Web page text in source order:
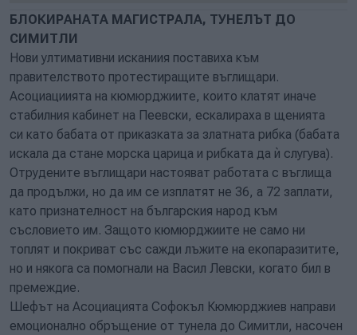
БЛОКИРАНАТА МАГИСТРАЛА, ТУНЕЛЪТ ДО
СИМИТЛИ
Нови ултимативни исканиия поставиха към
правителството протестиращите въглищари.
Асоциациията на кюмюрджиите, които клатят иначе
стабилния кабинет на Пеевски, ескалираха в щенията
си като бабата от приказката за златната рибка (бабата
искала да стане морска царица и рибката да ѝ слугува).
Отрудените въглищари настояват работата с въглища
да продължи, но да им се изплатят не 36, а 72 заплати,
като признателност на българския народ към
съсловието им. Защото кюмюрджиите не само ни
топлят и покриват със сажди лъжите на екопаразитите,
но и някога са помогнали на Васил Левски, когато бил в
премеждие.
Шефът на Асоциацията Софокъл Кюмюрджиев направи
емоционално обръщение от тунела до Симитли, насочен